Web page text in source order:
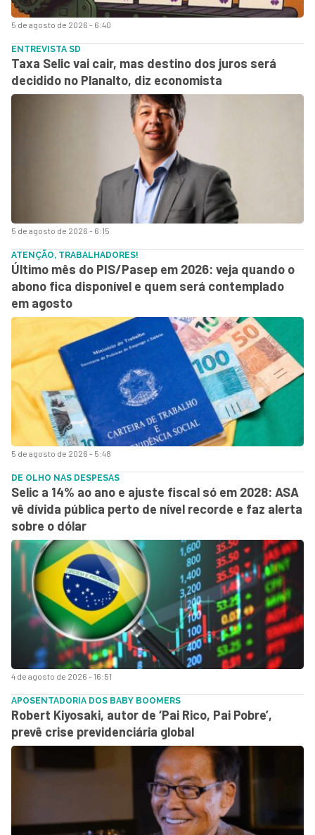
5 de agosto de 2026 - 6:40
5 de agosto de 2026 - 6:15
ENTREVISTA SD
Taxa Selic vai cair, mas destino dos juros será
decidido no Planalto, diz economista
5 de agosto de 2026 - 5:48
ATENÇÃO, TRABALHADORES!
Último mês do PIS/Pasep em 2026: veja quando o
abono fica disponível e quem será contemplado
em agosto
4 de agosto de 2026 - 16:51
DE OLHO NAS DESPESAS
Selic a 14% ao ano e ajuste fiscal só em 2028: ASA
vê dívida pública perto de nível recorde e faz alerta
sobre o dólar
APOSENTADORIA DOS BABY BOOMERS
Robert Kiyosaki, autor de ‘Pai Rico, Pai Pobre’,
prevê crise previdenciária global